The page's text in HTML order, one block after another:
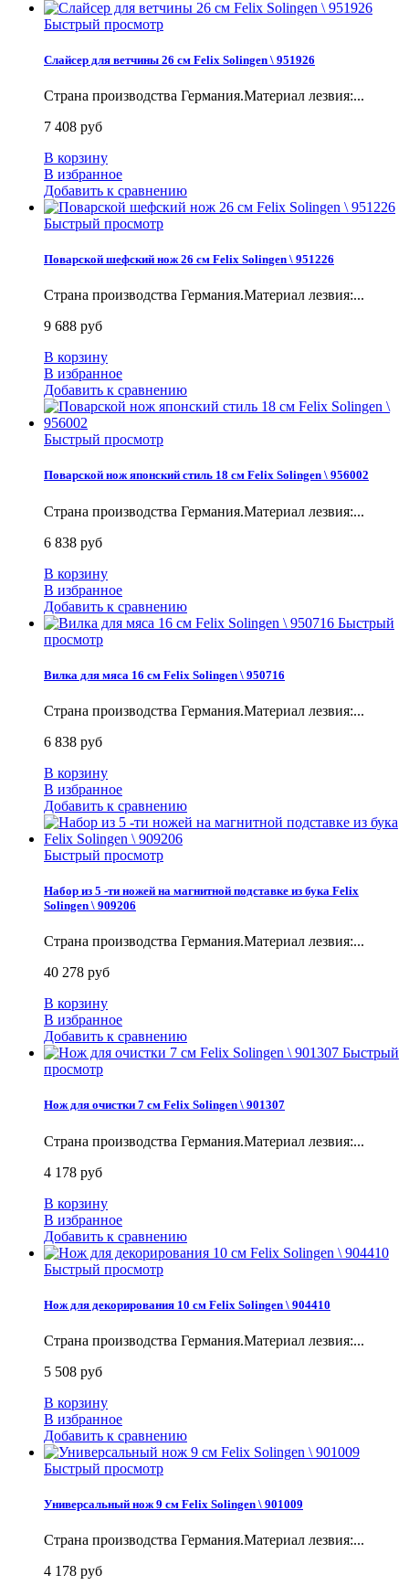
Быстрый просмотр
Слайсер для ветчины 26 см Felix Solingen \ 951926
Страна производства Германия.Материал лезвия:...
7 408 руб
В корзину
В избранное
Добавить к сравнению
Быстрый просмотр
Поварской шефский нож 26 см Felix Solingen \ 951226
Страна производства Германия.Материал лезвия:...
9 688 руб
В корзину
В избранное
Добавить к сравнению
Быстрый просмотр
Поварской нож японский стиль 18 см Felix Solingen \ 956002
Страна производства Германия.Материал лезвия:...
6 838 руб
В корзину
В избранное
Добавить к сравнению
Быстрый
просмотр
Вилка для мяса 16 см Felix Solingen \ 950716
Страна производства Германия.Материал лезвия:...
6 838 руб
В корзину
В избранное
Добавить к сравнению
Быстрый просмотр
Набор из 5 -ти ножей на магнитной подставке из бука Felix
Solingen \ 909206
Страна производства Германия.Материал лезвия:...
40 278 руб
В корзину
В избранное
Добавить к сравнению
Быстрый
просмотр
Нож для очистки 7 см Felix Solingen \ 901307
Страна производства Германия.Материал лезвия:...
4 178 руб
В корзину
В избранное
Добавить к сравнению
Быстрый просмотр
Нож для декорирования 10 см Felix Solingen \ 904410
Страна производства Германия.Материал лезвия:...
5 508 руб
В корзину
В избранное
Добавить к сравнению
Быстрый просмотр
Универсальный нож 9 см Felix Solingen \ 901009
Страна производства Германия.Материал лезвия:...
4 178 руб